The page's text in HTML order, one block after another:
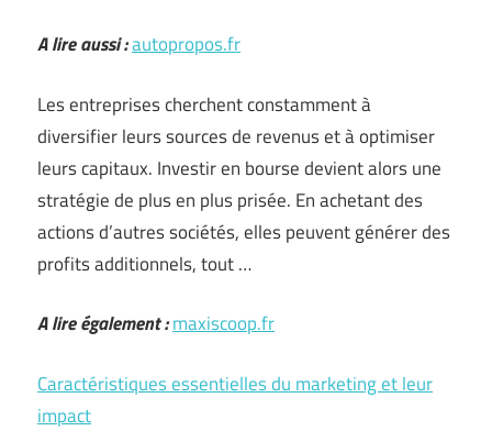
A lire aussi :autopropos.fr
Les entreprises cherchent constamment à
diversifier leurs sources de revenus et à optimiser
leurs capitaux. Investir en bourse devient alors une
stratégie de plus en plus prisée. En achetant des
actions d’autres sociétés, elles peuvent générer des
profits additionnels, tout …
A lire également :maxiscoop.fr
Caractéristiques essentielles du marketing et leur
impact